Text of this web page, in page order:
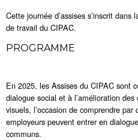
Cette journée d’assises s’inscrit
de travail du CIPAC.
PROGRAMME
En 2025, les Assises du CIPAC sont
dialogue social et à l’amélioration
visuels, l’occasion de comprendre
employeurs peuvent entrer en
communs.